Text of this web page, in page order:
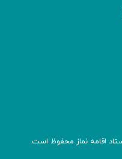
نماز محفوظ است.